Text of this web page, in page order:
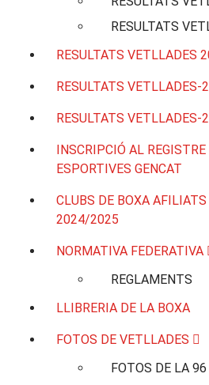
RESULTATS
RESULTATS VETLLADES
RESULTATS VETLLADES-
RESULTATS VETLLADES-
INSCRIPCIÓ AL
ESPORTIVES GENCAT
CLUBS DE BOXA
2024/2025
NORMATIVA FEDERATIVA
REGLAMENTS
LLIBRERIA DE LA BOXA
FOTOS DE VETLLADES
FOTOS DE LA